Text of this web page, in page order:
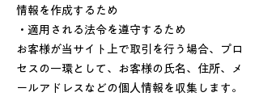
情報を作成するため
・適用される法令を遵守するため
お客様が当サイト上で取引を行う場合、プロ
セスの一環として、お客様の氏名、住所、メ
ールアドレスなどの個人情報を収集します。